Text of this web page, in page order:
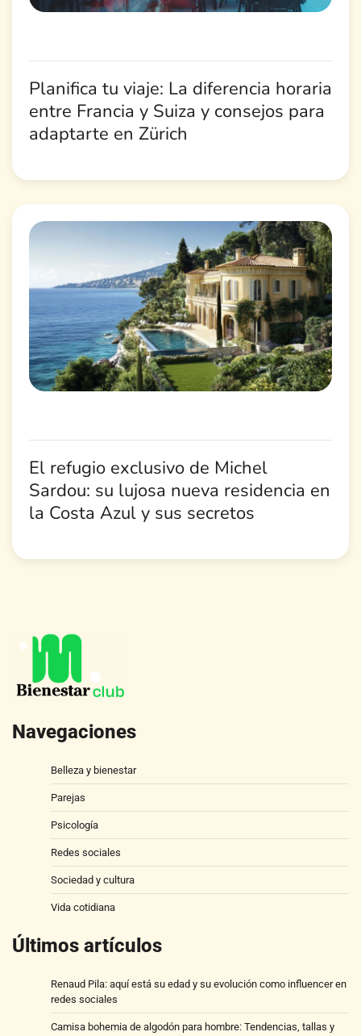
Planifica tu viaje: La diferencia horaria
entre Francia y Suiza y consejos para
adaptarte en Zürich
El refugio exclusivo de Michel
Sardou: su lujosa nueva residencia en
la Costa Azul y sus secretos
Navegaciones
Belleza y bienestar
Parejas
Psicología
Redes sociales
Sociedad y cultura
Vida cotidiana
Últimos artículos
Renaud Pila: aquí está su edad y su evolución como influencer en
redes sociales
Camisa bohemia de algodón para hombre: Tendencias, tallas y